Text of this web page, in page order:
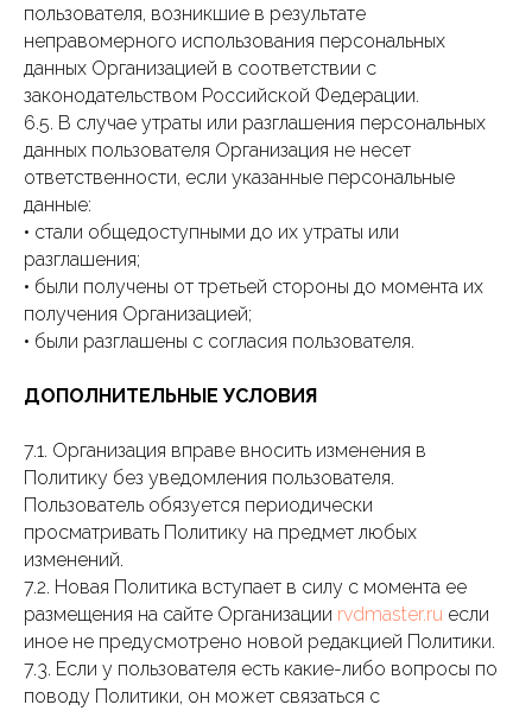
пользователя, возникшие в результате
неправомерного использования персональных
данных Организацией в соответствии с
законодательством Российской Федерации.
6.5. В случае утраты или разглашения персональных
данных пользователя Организация не несет
ответственности, если указанные персональные
данные:
• стали общедоступными до их утраты или
разглашения;
• были получены от третьей стороны до момента их
получения Организацией;
• были разглашены с согласия пользователя.
ДОПОЛНИТЕЛЬНЫЕ УСЛОВИЯ
7.1. Организация вправе вносить изменения в
Политику без уведомления пользователя.
Пользователь обязуется периодически
просматривать Политику на предмет любых
изменений.
7.2. Новая Политика вступает в силу с момента ее
размещения на сайте Организации rvdmaster.ru если
иное не предусмотрено новой редакцией Политики.
7.3. Если у пользователя есть какие-либо вопросы по
поводу Политики, он может связаться с